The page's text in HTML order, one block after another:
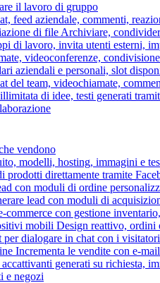
il lavoro di gruppo
feed aziendale, commenti,
di file Archiviare,
di lavoro, invita utenti esterni,
videoconferenze,
aziendali e personali, slot
del team, videochiamate,
di idee, testi generati
vendono
modelli, hosting, immagini e
prodotti direttamente tramite
con moduli di ordine
lead con moduli di
commerce con gestione
mobili Design reattivo, ordini
per dialogare in chat con i
Incrementa le vendite con e-
accattivanti generati su richiesta,
e negozi